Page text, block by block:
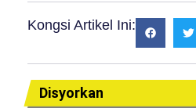
Kongsi Artikel Ini:
Disyorkan